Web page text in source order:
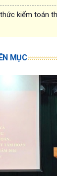
kiểm toán
MỤC